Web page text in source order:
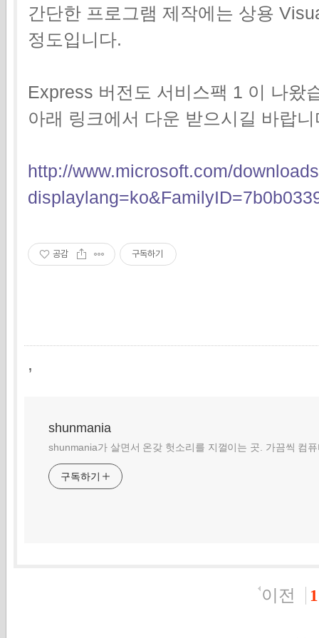
간단한 프로그램 제작에는 상용
정도입니다.
Express 버전도 서비스팩 1 이 나왔
아래 링크에서 다운 받으시길 바랍니
http://www.microsoft.com/
공감 구독하기
,
shunmania
shunmania가 살면서 온갖 헛소리를 지껄이는 곳. 가끔씩 컴
구독하기
이전 1